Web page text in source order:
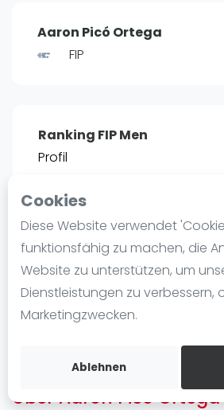
Cookies
Diese Website verwendet
funktionsfähig zu machen, die
Website zu unterstützen, um
Dienstleistungen zu verbessern,
Marketingzwecken.
Ablehnen
Playtomic
Frauen
FIP Männer
Blog
Die Geschichte von Padel
Regeln und Punktzählung
Padel Schläge
Video
Aaron Picó Ortega
FIP
Ranking FIP Men
Profil
POSITIE
#2510 1
Bist duAaron Picó
Kostenloses Konto
Über Aaron Picó Ortega